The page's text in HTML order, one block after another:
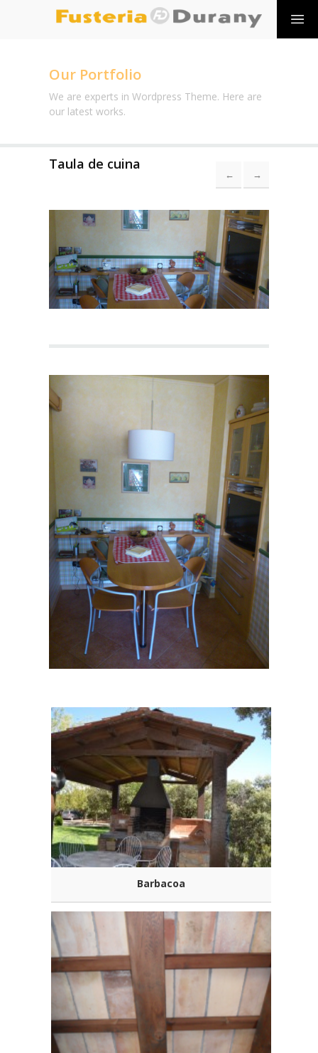
Our Portfolio
We are experts in Wordpress Theme. Here are
our latest works.
Taula de cuina
→
←
Barbacoa